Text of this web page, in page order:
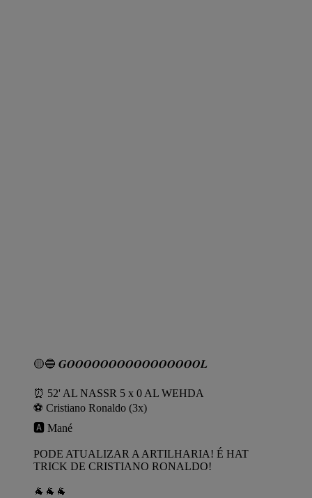
🟡🔵 𝑮𝑶𝑶𝑶𝑶𝑶𝑶𝑶𝑶𝑶𝑶𝑶𝑶𝑶𝑶𝑶𝑶𝑳
⏰️ 52' AL NASSR 5 x 0 AL WEHDA
⚽️ Cristiano Ronaldo (3x)
🅰️ Mané
PODE ATUALIZAR A ARTILHARIA! É HAT
TRICK DE CRISTIANO RONALDO!
🐐🐐🐐